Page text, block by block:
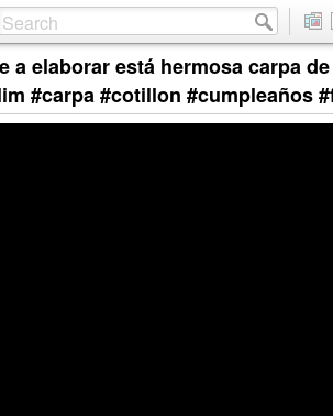
a elaborar está hermosa carpa
#carpa #cotillon #cumpleaños